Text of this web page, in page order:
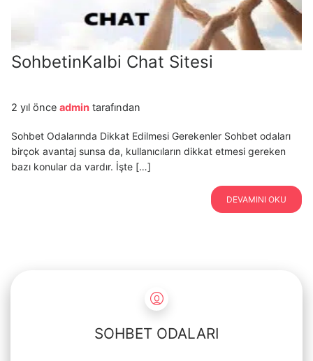
SohbetinKalbi Chat Sitesi
2 yıl önce admin tarafından
Sohbet Odalarında Dikkat Edilmesi Gerekenler Sohbet odaları
birçok avantaj sunsa da, kullanıcıların dikkat etmesi gereken
bazı konular da vardır. İşte […]
DEVAMINI OKU
SOHBET ODALARI